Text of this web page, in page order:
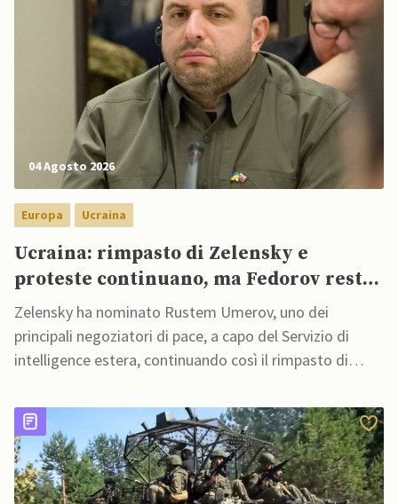
04 Agosto 2026
Europa Ucraina
Ucraina: rimpasto di Zelensky e
proteste continuano, ma Fedorov resta
fuori
Zelensky ha nominato Rustem Umerov, uno dei
principali negoziatori di pace, a capo del Servizio di
intelligence estera, continuando così il rimpasto di